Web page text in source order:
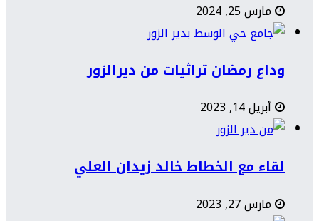
مارس 25, 2024
وداع رمضان تراثيات من ديرالزور
أبريل 14, 2023
لقاء مع الخطاط خالد زيدان العلي
مارس 27, 2023